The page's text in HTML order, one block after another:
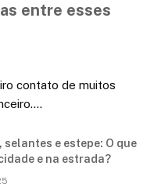
entre esses
contato de muitos
e estepe: O que
e na estrada?